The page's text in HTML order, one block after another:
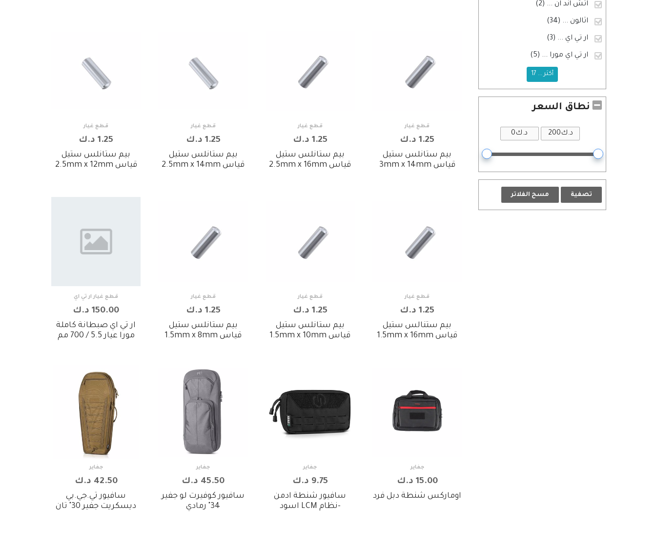
اتش اند ان ... (2)
اثالون ... (34)
ار تي اي ... (3)
ار تي اي مورا ... (5)
أكثر ... 17
نطاق السعر
تصفية مسح الفلاتر
قطع غيار
1.25 د.ك
بيم ستانلس ستيل
قياس 3mm x 14mm
قطع غيار
1.25 د.ك
بيم ستانلس ستيل
قياس 2.5mm x 16mm
قطع غيار
1.25 د.ك
بيم ستانلس ستيل
قياس 2.5mm x 14mm
قطع غيار
1.25 د.ك
بيم ستانلس ستيل
قياس 2.5mm x 12mm
قطع غيار
1.25 د.ك
بيم ستنالس ستيل
قياس 1.5mm x 16mm
قطع غيار
1.25 د.ك
بيم ستانلس ستيل
قياس 1.5mm x 10mm
قطع غيار
1.25 د.ك
بيم ستانلس ستيل
قياس 1.5mm x 8mm
قطع غيار ار تي اي
150.00 د.ك
ار تي اي صبطانة كاملة
مورا عيار 5.5 / 700 مم
جفاير
15.00 د.ك
اوماركس شنطة دبل فرد
جفاير
9.75 د.ك
سافيور شنطة ادمن
-نظام LCM اسود
جفاير
45.50 د.ك
سافيور كوفيرت لو جفير
34" رمادي
جفاير
42.50 د.ك
سافيور تي.جي.بي
ديسكريت جفير 30" تان